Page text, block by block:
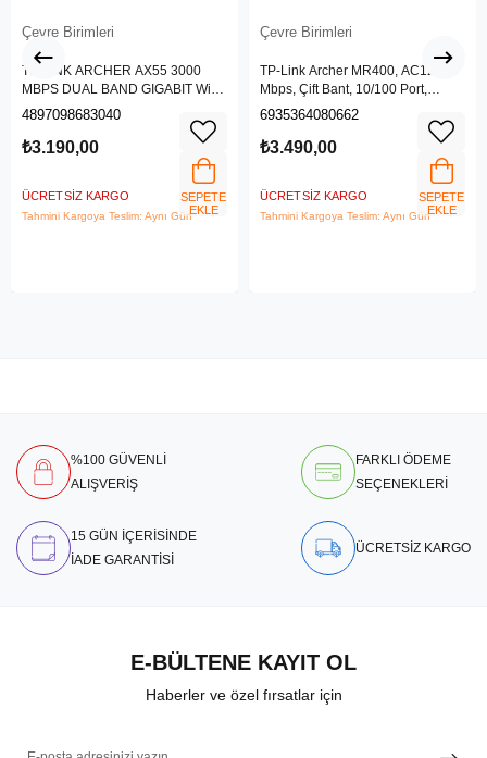
Çevre Birimleri
TP-LINK ARCHER AX55 3000
MBPS DUAL BAND GIGABIT Wi-Fi
6 ROUTER
4897098683040
₺3.190,00
ÜCRETSIZ KARGO
Tahmini Kargoya Teslim: Aynı Gün
SEPETE
EKLE
Çevre Birimleri
TP-Link Archer MR400, AC1200
Mbps, Çift Bant, 10/100 Port,
4G/3G SIM Yuvası, Kablosuz 4G
6935364080662
₺3.490,00
ÜCRETSIZ KARGO
Tahmini Kargoya Teslim: Aynı Gün
SEPETE
EKLE
%100 GÜVENLİ
ALIŞVERİŞ
FARKLI ÖDEME
SEÇENEKLERİ
15 GÜN İÇERİSİNDE
İADE GARANTİSİ
ÜCRETSİZ KARGO
E-BÜLTENE KAYIT OL
Haberler ve özel fırsatlar için